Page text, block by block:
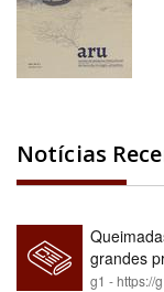
Notícias
grandes
relatório
g1 - https://